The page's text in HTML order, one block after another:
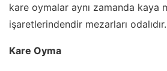
kare oymalar aynı zamanda kaya
işaretlerindendir mezarları odalıdır.
Kare Oyma